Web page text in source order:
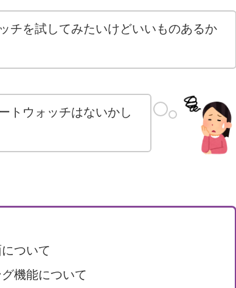
チを試してみたいけどいいものあるか
トウォッチはないかし
ついて
機能について